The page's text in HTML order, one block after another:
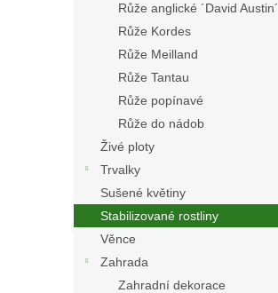
Růže anglické ´David Austin´
Růže Kordes
Růže Meilland
Růže Tantau
Růže popínavé
Růže do nádob
Živé ploty
Trvalky
Sušené květiny
Stabilizované rostliny
Věnce
Zahrada
Zahradní dekorace